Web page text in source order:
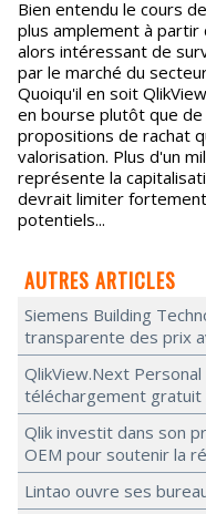
Bien entendu le cours
plus amplement à
alors intéressant de
par le marché du
Quoiqu'il en soit
en bourse plutôt que
propositions de rachat
valorisation. Plus d'un
représente la
devrait limiter
potentiels...
AUTRES ARTICLES
Siemens Building
transparente des prix
QlikView.Next
téléchargement
Qlik investit dans son
OEM pour soutenir la
Lintao ouvre ses